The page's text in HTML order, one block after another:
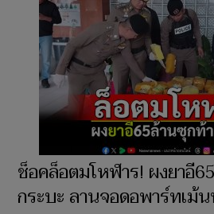
ช็อคล็อตมโหฬาร! ผงยาอี
กระบะ ลานจอดอพาร์ทเม้